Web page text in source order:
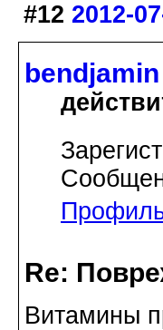
#12 2012-
bendjamin
Re:
Витамины